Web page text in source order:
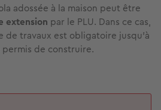
adossée à la maison peut être
extension par le PLU. Dans ce cas,
de travaux est obligatoire jusqu’à
permis de construire.